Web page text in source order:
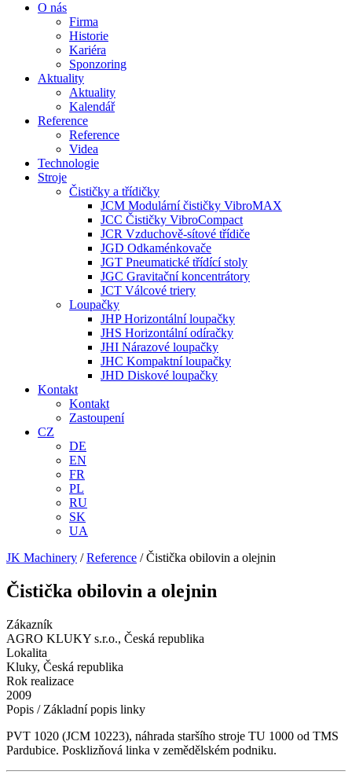
O nás
Firma
Historie
Kariéra
Sponzoring
Aktuality
Aktuality
Kalendář
Reference
Reference
Videa
Technologie
Stroje
Čističky a třídičky
JCM Modulární čističky VibroMAX
JCC Čističky VibroCompact
JCR Vzduchově-sítové třídiče
JGD Odkaménkovače
JGT Pneumatické třídící stoly
JGC Gravitační koncentrátory
JCT Válcové triery
Loupačky
JHP Horizontální loupačky
JHS Horizontální odíračky
JHI Nárazové loupačky
JHC Kompaktní loupačky
JHD Diskové loupačky
Kontakt
Kontakt
Zastoupení
CZ
DE
EN
FR
PL
RU
SK
UA
JK Machinery /Reference /Čistička obilovin a olejnin
Čistička obilovin a olejnin
Zákazník
AGRO KLUKY s.r.o., Česká republika
Lokalita
Kluky, Česká republika
Rok realizace
2009
Popis / Základní popis linky
PVT 1020 (JCM 10223), náhrada staršího stroje TU 1000 od TMS
Pardubice. Posklizňová linka v zemědělském podniku.